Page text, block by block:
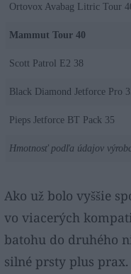
Ortovox Avabag Litric Tour
Mammut Tour 40
Scott Patrol E2 38
Black Diamond Jetforce Pro
Pieps Jetforce BT Pack 35
Hmotnosť podľa údajov
Ako už bolo vyššie
vo viacerých
batohu do druhého
silné prsty plus